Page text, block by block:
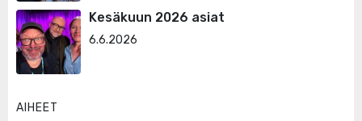
Kesäkuun 2026 asiat
6.6.2026
AIHEET